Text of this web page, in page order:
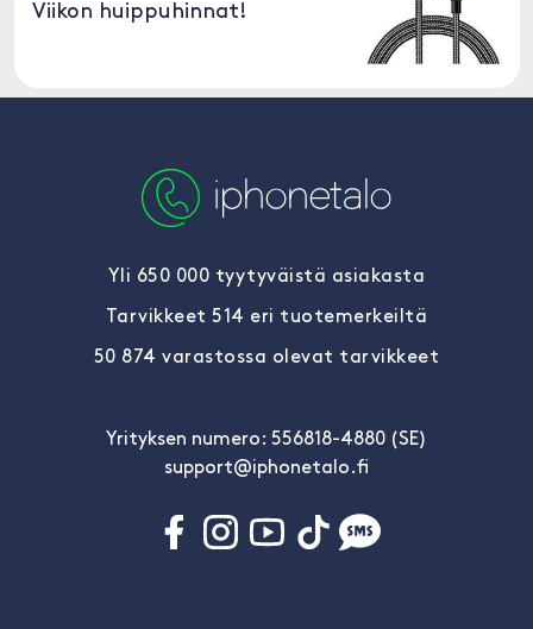
Viikon huippuhinnat!
Yli 650 000 tyytyväistä asiakasta
Tarvikkeet 514 eri tuotemerkeiltä
50 874 varastossa olevat tarvikkeet
Yrityksen numero: 556818-4880 (SE)
support@iphonetalo.fi